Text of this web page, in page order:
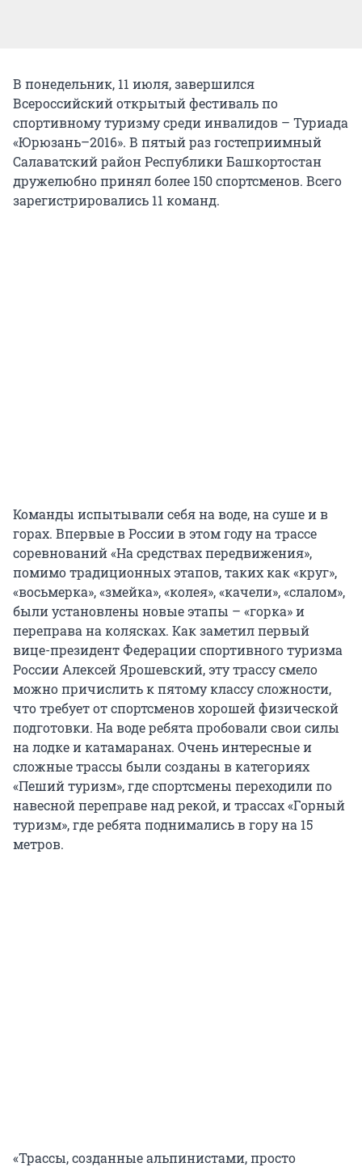
В понедельник, 11 июля, завершился
Всероссийский открытый фестиваль по
спортивному туризму среди инвалидов – Туриада
«Юрюзань–2016». В пятый раз гостеприимный
Салаватский район Республики Башкортостан
дружелюбно принял более 150 спортсменов. Всего
зарегистрировались 11 команд.
Команды испытывали себя на воде, на суше и в
горах. Впервые в России в этом году на трассе
соревнований «На средствах передвижения»,
помимо традиционных этапов, таких как «круг»,
«восьмерка», «змейка», «колея», «качели», «слалом»,
были установлены новые этапы – «горка» и
переправа на колясках. Как заметил первый
вице-президент Федерации спортивного туризма
России Алексей Ярошевский, эту трассу смело
можно причислить к пятому классу сложности,
что требует от спортсменов хорошей физической
подготовки. На воде ребята пробовали свои силы
на лодке и катамаранах. Очень интересные и
сложные трассы были созданы в категориях
«Пеший туризм», где спортсмены переходили по
навесной переправе над рекой, и трассах «Горный
туризм», где ребята поднимались в гору на 15
метров.
«Трассы, созданные альпинистами, просто